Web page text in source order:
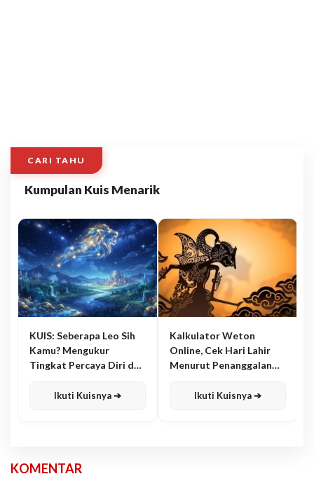
CARI TAHU
Kumpulan Kuis Menarik
KUIS: Seberapa Leo Sih
Kamu? Mengukur
Tingkat Percaya Diri dan
Ikuti Kuisnya ➔
Kalkulator Weton
Online, Cek Hari Lahir
Menurut Penanggalan
Ikuti Kuisnya ➔
KOMENTAR